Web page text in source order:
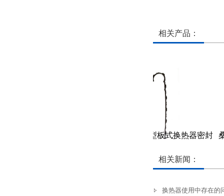
相关产品：
桑德斯-SF123型板式换热器密封
相关新闻：
换热器使用中存在的